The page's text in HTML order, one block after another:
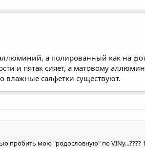
а полированный как на
и пятак сияет, а матовому
влажные салфетки существуют.
мою "родословную" по VINу...????